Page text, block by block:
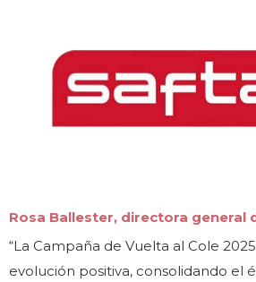
Rosa Ballester, directora general
“La Campaña de Vuelta al Cole
evolución positiva, consolidando el